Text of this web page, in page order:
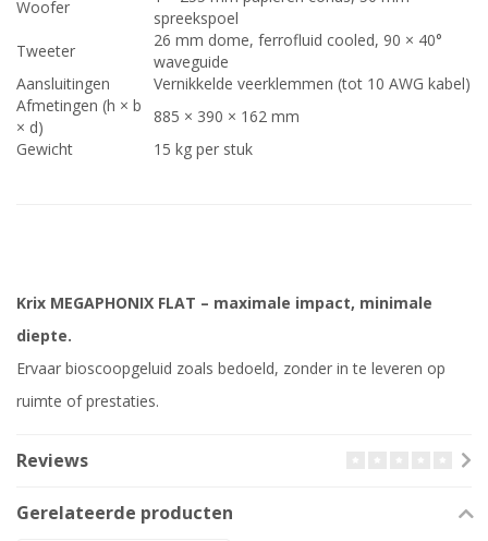
Woofer
spreekspoel
Tweeter
26 mm dome, ferrofluid cooled, 90 × 40°
waveguide
Aansluitingen
Vernikkelde veerklemmen (tot 10 AWG kabel)
Afmetingen (h × b
× d)
885 × 390 × 162 mm
Gewicht
15 kg per stuk
Krix MEGAPHONIX FLAT – maximale impact, minimale
diepte.
Ervaar bioscoopgeluid zoals bedoeld, zonder in te leveren op
ruimte of prestaties.
Reviews
Gerelateerde producten